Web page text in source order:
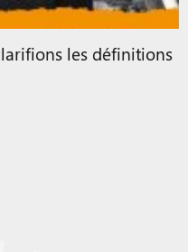
les définitions